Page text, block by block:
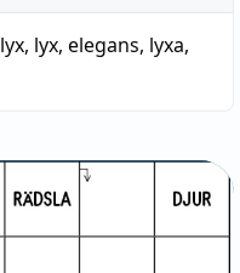
lyx, lyx, elegans, lyxa,